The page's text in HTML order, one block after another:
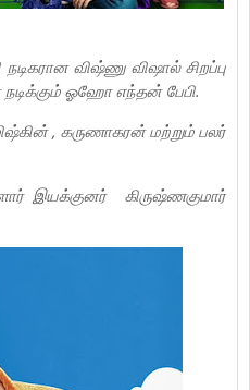
விஷ்ணு விஷால் சிறப்பு
நடிக்கும் ஓஹோ எந்தன் பேபி.
, கருணாகரன் மற்றும் பலர்
இயக்குனர் ‌ கிருஷ்ணகுமார்